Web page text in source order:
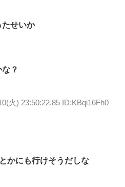
たせいか
？
火) 23:50:22.85 ID:KBqi16Fh0
かにも行けそうだしな